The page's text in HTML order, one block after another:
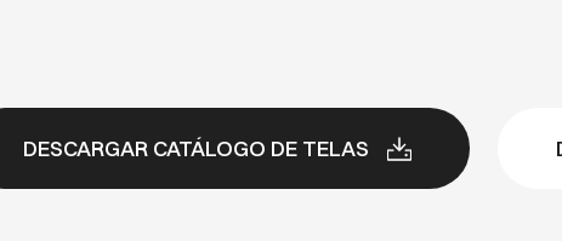
DESCARGAR CATÁLOGO DE TELAS